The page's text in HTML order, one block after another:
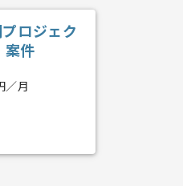
プロジェク
案件
／月